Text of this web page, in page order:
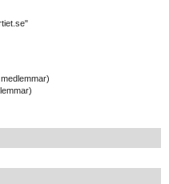
medlemmar)